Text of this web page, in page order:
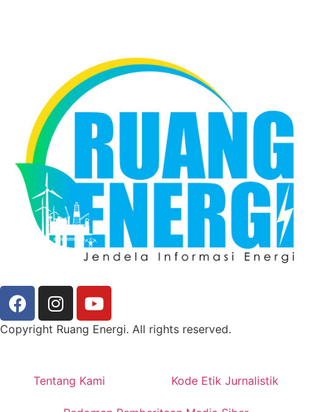
Copyright Ruang Energi. All rights reserved.
Tentang Kami Kode Etik Jurnalistik